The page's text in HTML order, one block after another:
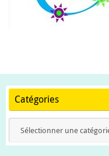
Catégories